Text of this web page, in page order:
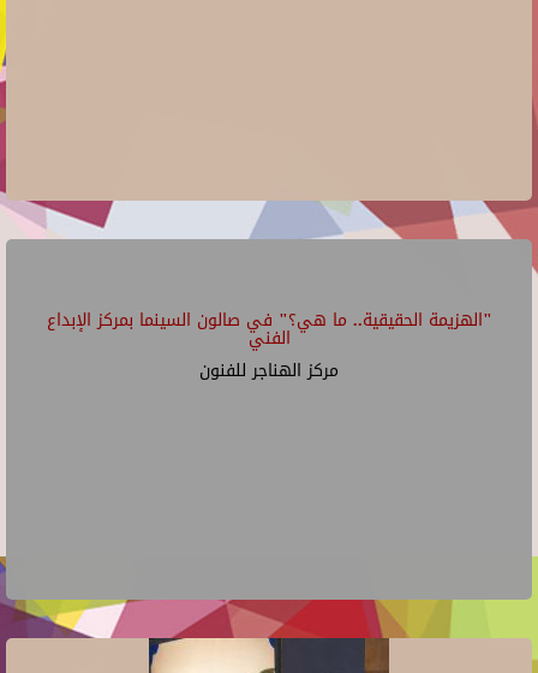
"الهزيمة الحقيقية.. ما هي؟" في صالون السينما بمركز الإبداع
الفني
مركز الهناجر للفنون